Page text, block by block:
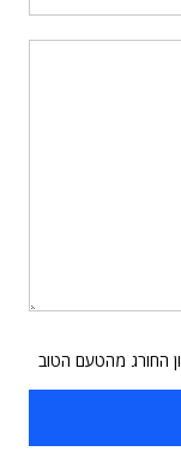
החורג מהטעם הטוב